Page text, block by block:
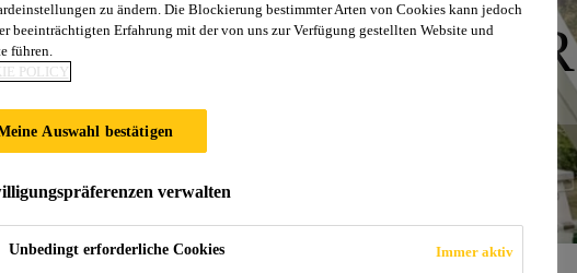
FREIBAD STEYR
zu ändern. Die Blockierung bestimmter Arten von Cookies kann jedoch
beeinträchtigten Erfahrung mit der von uns zur Verfügung gestellten Website und
führen.
POLICY
Auswahl bestätigen
verwalten
Unbedingt erforderliche Cookies Immer aktiv